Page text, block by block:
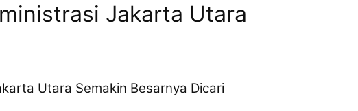
Jakarta Utara
Utara Semakin Besarnya Dicari